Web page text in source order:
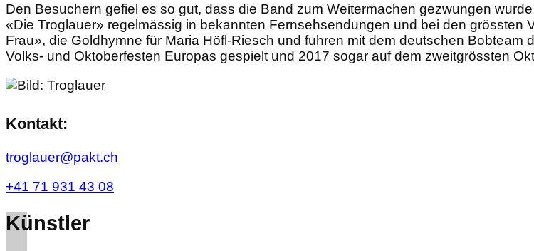
Den Besuchern gefiel es so gut, dass die Band zum Weitermachen gezwungen
«Die Troglauer» regelmässig in bekannten Fernsehsendungen und bei den
Frau», die Goldhymne für Maria Höfl-Riesch und fuhren mit dem deutschen
Volks- und Oktoberfesten Europas gespielt und 2017 sogar auf dem zweitgrössten
Kontakt:
troglauer@pakt.ch
+41 71 931 43 08
Künstler